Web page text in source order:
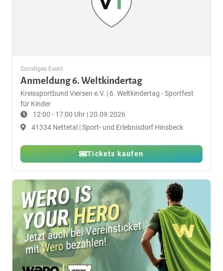
Sonstiges Event
Anmeldung 6. Weltkindertag
Kreissportbund Viersen e.V. | 6. Weltkindertag - Sportfest
für Kinder
12:00 - 17:00 Uhr | 20.09.2026
41334 Nettetal | Sport- und Erlebnisdorf Hinsbeck
Tickets kaufen